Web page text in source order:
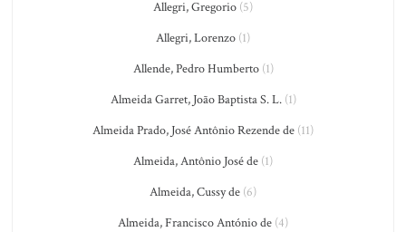
Allegri, Gregorio (5)
Allegri, Lorenzo (1)
Allende, Pedro Humberto(1)
Almeida Garret, João Baptista S. L.(1)
Almeida Prado, José Antônio Rezende de (11)
Almeida, Antônio José de (1)
Almeida, Cussy de (6)
Almeida, Francisco António de (4)